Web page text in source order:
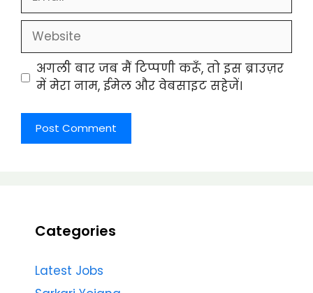
Website
अगली बार जब मैं टिप्पणी करूँ, तो इस ब्राउज़र
में मेरा नाम, ईमेल और वेबसाइट सहेजें।
Categories
Latest Jobs